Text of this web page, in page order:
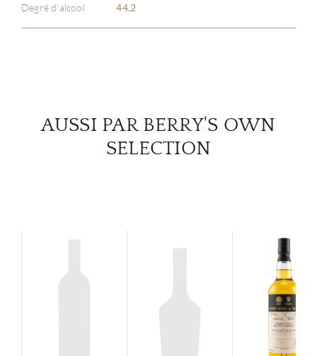
Degré d'alcool 44.2
AUSSI PAR BERRY'S OWN
SELECTION